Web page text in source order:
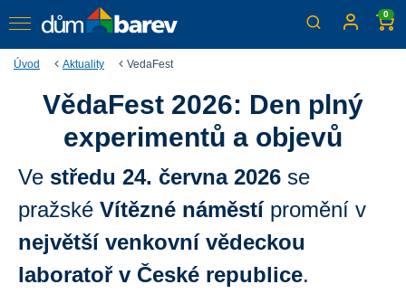
0
Úvod Aktuality VedaFest
Objevte svět vědy zábavnou
formou
PPG je partnerem akce, plné objevů, pokusů, zábavy a
nových pohledů na svět kolem nás
VědaFest 2026: Den plný
experimentů a objevů
Ve středu 24. června 2026 se
pražské Vítězné náměstí promění v
největší venkovní vědeckou
laboratoř v České republice.